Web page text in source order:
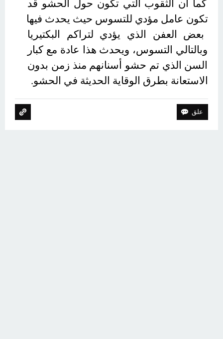
الاستعانة بطرق الوقاية الحديثة في الحشو.